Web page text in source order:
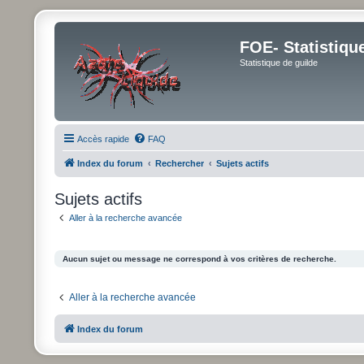
FOE-
Statistique de guilde
Accès rapide FAQ
Index du forum Rechercher Sujets actifs
Sujets actifs
Aller à la recherche avancée
Aucun sujet ou message ne correspond à vos critères de recherche.
Aller à la recherche avancée
Index du forum